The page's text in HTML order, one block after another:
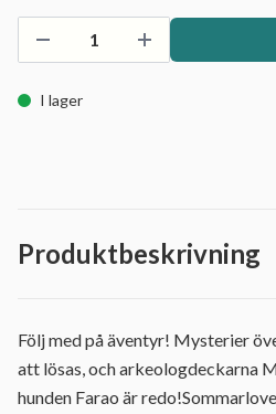
I lager
Produktbeskrivning
Följ med på äventyr! Mysterier
att lösas, och arkeologdeckarna
hunden Farao är